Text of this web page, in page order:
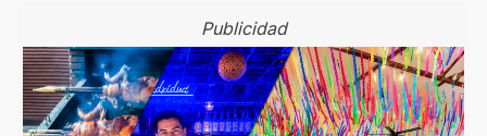
Publicidad